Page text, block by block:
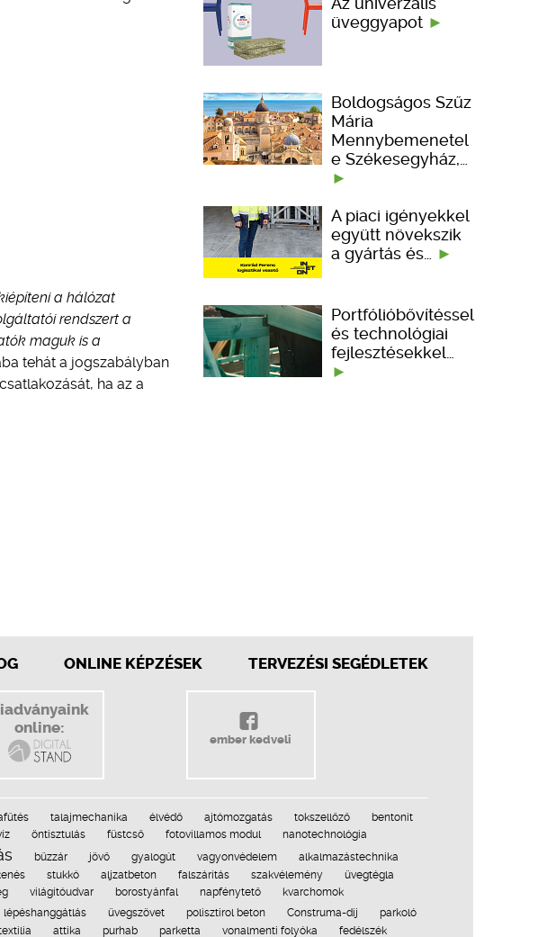
a hálózat
rendszert a
maguk is a
tehát a jogszabályban
ha az a
üveggyapot
Boldogságos Szűz
Mária
Mennybemenetel
e Székesegyház,…
A piaci igényekkel
együtt növekszik
a gyártás és…
Portfólióbővítéssel
és technológiai
fejlesztésekkel…
ONLINE KÉPZÉSEK TERVEZÉSI SEGÉDLETEK
online:
ember kedveli
talajmechanika élvédő ajtómozgatás tokszellőző
bentonit
öntisztulás füstcső fotovillamos modul
nanotechnológia
bűzzár jövő gyalogút vagyonvédelem
alkalmazástechnika
stukkó aljzatbeton falszárítás szakvélemény
üvegtégla
világítóudvar borostyánfal napfénytető
kvarchomok
lépéshanggátlás üvegszövet polisztirol beton Construma-díj
parkoló
attika purhab parketta vonalmenti folyóka fedélszék